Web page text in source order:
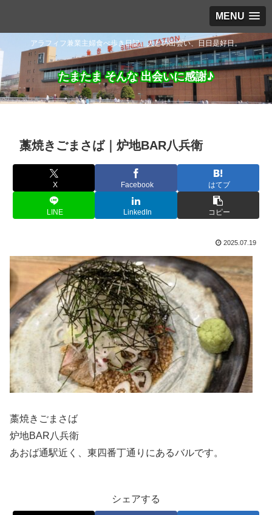
MENU
アラフィフ兼業主婦食べ歩き日記。人との出会い、日日是好日。
たまたま そんな 出会いに感謝♪
藁焼きごまさば｜炉地BAR八兵衛
X Facebook はてブ
LINE LinkedIn コピー
2025.07.19
藁焼きごまさば
炉地BAR八兵衛
あおば通駅近く、東四番丁通りにあるバルです。
シェアする